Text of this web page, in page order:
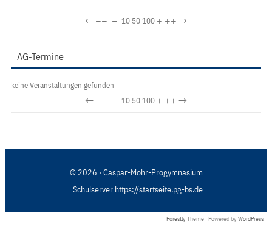
←−− − 10 50100 + ++→
AG-Termine
keine Veranstaltungen gefunden
←−− − 10 50100 + ++→
© 2026 · Caspar-Mohr-Progymnasium
Schulserver https://startseite.pg-bs.de
Forestly Theme | Powered by WordPress